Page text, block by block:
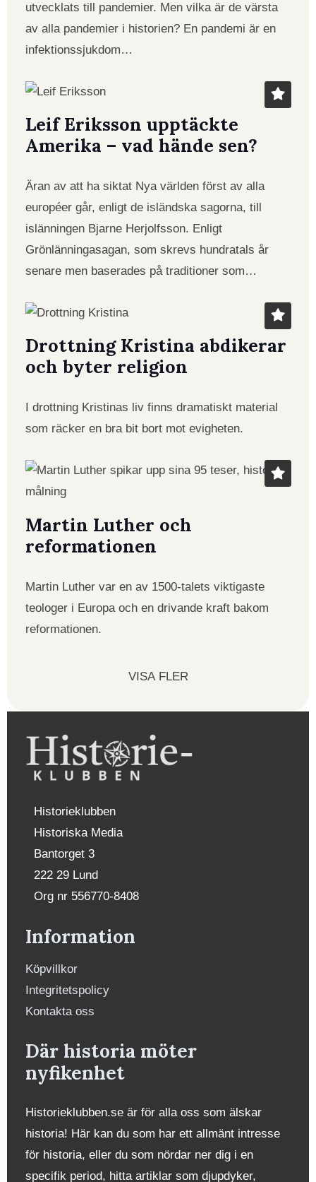
utvecklats till pandemier. Men vilka är de värsta
av alla pandemier i historien? En pandemi är en
infektionssjukdom…
Leif Eriksson upptäckte
Amerika – vad hände sen?
Äran av att ha siktat Nya världen först av alla
européer går, enligt de isländska sagorna, till
islänningen Bjarne Herjolfsson. Enligt
Grönlänningasagan, som skrevs hundratals år
senare men baserades på traditioner som…
Drottning Kristina abdikerar
och byter religion
I drottning Kristinas liv finns dramatiskt material
som räcker en bra bit bort mot evigheten.
Martin Luther och
reformationen
Martin Luther var en av 1500-talets viktigaste
teologer i Europa och en drivande kraft bakom
reformationen.
VISA FLER
Historieklubben
Historiska Media
Bantorget 3
222 29 Lund
Org nr 556770-8408
Information
Köpvillkor
Integritetspolicy
Kontakta oss
Där historia möter
nyfikenhet
Historieklubben.se är för alla oss som älskar
historia! Här kan du som har ett allmänt intresse
för historia, eller du som nördar ner dig i en
specifik period, hitta artiklar som djupdyker,